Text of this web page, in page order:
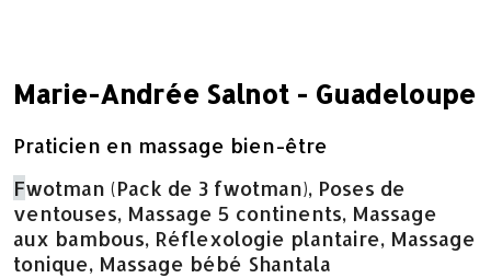
Marie-Andrée Salnot - Guadeloupe
Praticien en massage bien-être
Fwotman (Pack de 3 fwotman), Poses de
ventouses, Massage 5 continents, Massage
aux bambous, Réflexologie plantaire, Massage
tonique, Massage bébé Shantala